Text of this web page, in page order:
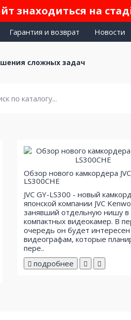
знаходиться на
Гарантия и возврат Новости
сложных задач
Обзор нового камкордера
LS300CHE
JVC GY-LS300 - новый
японской компании JVC
занявший отдельную нишу в
компактных видеокамер. В
очередь он будет
видеографам, которые
пере..
подробнее